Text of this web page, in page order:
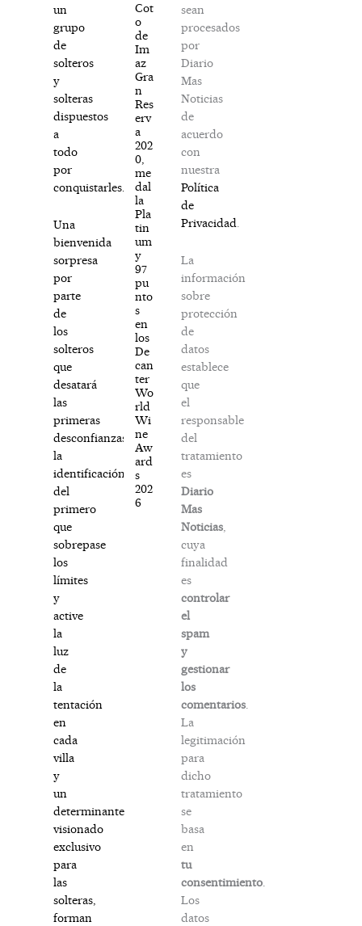
un
grupo
de
solteros
y
solteras
dispuestos
a
todo
por
conquistarles.
Una
bienvenida
sorpresa
por
parte
de
los
solteros
que
desatará
las
primeras
desconfianzas,
la
identificación
del
primero
que
sobrepase
los
límites
y
active
la
luz
de
la
tentación
en
cada
villa
y
un
determinante
visionado
exclusivo
para
las
solteras,
forman
Cot
o
de
Im
az
Gra
n
Res
erv
a
202
0,
me
dal
la
Pla
tin
um
y
97
pu
nto
s
en
los
De
can
ter
Wo
rld
Wi
ne
Aw
ard
s
202
6
sean
procesados
por
Diario
Mas
Noticias
de
acuerdo
con
nuestra
Política
de
Privacidad
La
información
sobre
protección
de
datos
establece
que
el
responsable
del
tratamiento
es
Diario
Mas
Noticias,
cuya
finalidad
es
controlar
el
spam
y
gestionar
los
comentarios.
La
legitimación
para
dicho
tratamiento
se
basa
en
tu
consentimiento.
Los
datos